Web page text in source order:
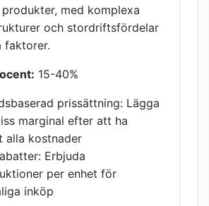
med komplexa
och stordriftsfördelar
faktorer.
15-40%
prissättning: Lägga
marginal efter att ha
alla kostnader
Erbjuda
per enhet för
inköp